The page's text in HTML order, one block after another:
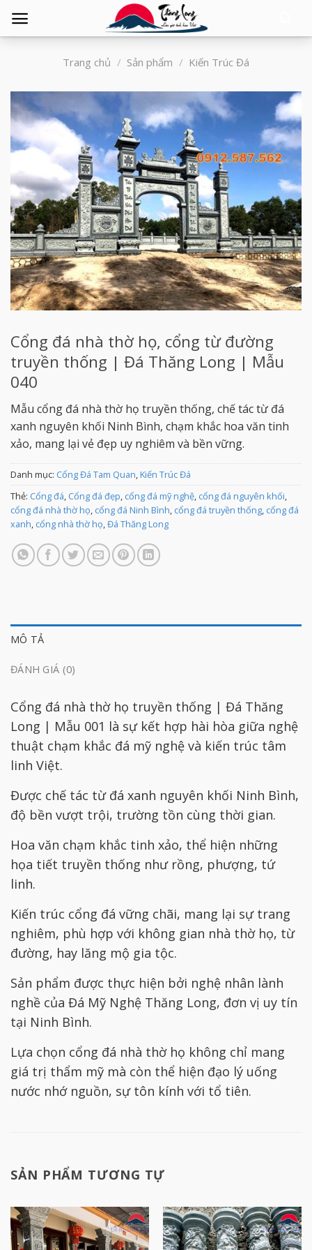
Trang chủ / Sản phẩm / Kiến Trúc Đá
Cổng đá nhà thờ họ, cổng từ đường
truyền thống | Đá Thăng Long | Mẫu
040
Mẫu cổng đá nhà thờ họ truyền thống, chế tác từ đá
xanh nguyên khối Ninh Bình, chạm khắc hoa văn tinh
xảo, mang lại vẻ đẹp uy nghiêm và bền vững.
Danh mục: Cổng Đá Tam Quan,Kiến Trúc Đá
Thẻ: Cổng đá, Cổng đá đẹp, cổng đá mỹ nghệ, cổng đá nguyên khối,
cổng đá nhà thờ họ, cổng đá Ninh Bình, cổng đá truyền thống, cổng đá
xanh, cổng nhà thờ họ,Đá Thăng Long
MÔ TẢ
ĐÁNH GIÁ (0)
Cổng đá nhà thờ họ truyền thống | Đá Thăng
Long | Mẫu 001 là sự kết hợp hài hòa giữa nghệ
thuật chạm khắc đá mỹ nghệ và kiến trúc tâm
linh Việt.
Được chế tác từ đá xanh nguyên khối Ninh Bình,
độ bền vượt trội, trường tồn cùng thời gian.
Hoa văn chạm khắc tinh xảo, thể hiện những
họa tiết truyền thống như rồng, phượng, tứ
linh.
Kiến trúc cổng đá vững chãi, mang lại sự trang
nghiêm, phù hợp với không gian nhà thờ họ, từ
đường, hay lăng mộ gia tộc.
Sản phẩm được thực hiện bởi nghệ nhân lành
nghề của Đá Mỹ Nghệ Thăng Long, đơn vị uy tín
tại Ninh Bình.
Lựa chọn cổng đá nhà thờ họ không chỉ mang
giá trị thẩm mỹ mà còn thể hiện đạo lý uống
nước nhớ nguồn, sự tôn kính với tổ tiên.
SẢN PHẨM TƯƠNG TỰ